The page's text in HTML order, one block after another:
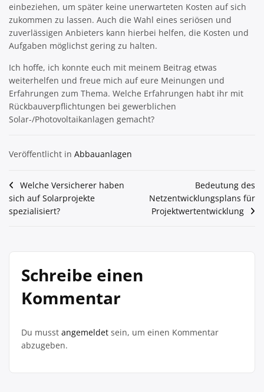
einbeziehen, um später keine unerwarteten Kosten auf sich
zukommen zu lassen. Auch die Wahl eines seriösen und
zuverlässigen Anbieters kann hierbei helfen, die Kosten und
Aufgaben möglichst gering zu halten.
Ich hoffe, ich konnte euch mit meinem Beitrag etwas
weiterhelfen und freue mich auf eure Meinungen und
Erfahrungen zum Thema. Welche Erfahrungen habt ihr mit
Rückbauverpflichtungen bei gewerblichen
Solar-/Photovoltaikanlagen gemacht?
Veröffentlicht in Abbauanlagen
Beitragsnavigation
Welche Versicherer haben
sich auf Solarprojekte
spezialisiert?
Bedeutung des
Netzentwicklungsplans für
Projektwertentwicklung
Schreibe einen
Kommentar
Du musst angemeldet sein, um einen Kommentar
abzugeben.